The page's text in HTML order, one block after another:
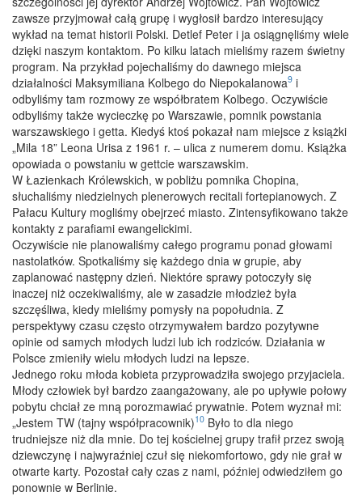
zawsze przyjmował całą grupę i wygłosił bardzo interesujący
wykład na temat historii Polski. Detlef Peter i ja osiągnęliśmy wiele
dzięki naszym kontaktom. Po kilku latach mieliśmy razem świetny
program. Na przykład pojechaliśmy do dawnego miejsca
działalności Maksymiliana Kolbego do Niepokalanowa9 i
odbyliśmy tam rozmowy ze współbratem Kolbego. Oczywiście
odbyliśmy także wycieczkę po Warszawie, pomnik powstania
warszawskiego i getta. Kiedyś ktoś pokazał nam miejsce z książki
„Mila 18” Leona Urisa z 1961 r. – ulica z numerem domu. Książka
opowiada o powstaniu w gettcie warszawskim.
W Łazienkach Królewskich, w pobliżu pomnika Chopina,
słuchaliśmy niedzielnych plenerowych recitali fortepianowych. Z
Pałacu Kultury mogliśmy obejrzeć miasto. Zintensyfikowano także
kontakty z parafiami ewangelickimi.
Oczywiście nie planowaliśmy całego programu ponad głowami
nastolatków. Spotkaliśmy się każdego dnia w grupie, aby
zaplanować następny dzień. Niektóre sprawy potoczyły się
inaczej niż oczekiwaliśmy, ale w zasadzie młodzież była
szczęśliwa, kiedy mieliśmy pomysły na popołudnia. Z
perspektywy czasu często otrzymywałem bardzo pozytywne
opinie od samych młodych ludzi lub ich rodziców. Działania w
Polsce zmieniły wielu młodych ludzi na lepsze.
Jednego roku młoda kobieta przyprowadziła swojego przyjaciela.
Młody człowiek był bardzo zaangażowany, ale po upływie połowy
pobytu chciał ze mną porozmawiać prywatnie. Potem wyznał mi:
„Jestem TW (tajny współpracownik)10 Było to dla niego
trudniejsze niż dla mnie. Do tej kościelnej grupy trafił przez swoją
dziewczynę i najwyraźniej czuł się niekomfortowo, gdy nie grał w
otwarte karty. Pozostał cały czas z nami, później odwiedziłem go
ponownie w Berlinie.